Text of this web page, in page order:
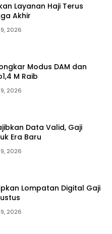
Layanan Haji Terus
Akhir
2026
Modus DAM dan
M Raib
2026
Data Valid, Gaji
Era Baru
2026
Lompatan Digital Gaji
2026